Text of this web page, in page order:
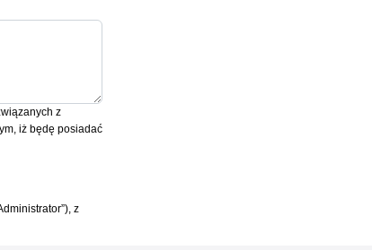
z
iż będę posiadać
z